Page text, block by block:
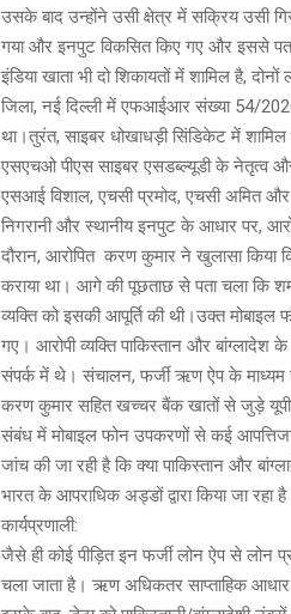
उसके बाद उन्होंने उसी क्षेत्र में सक्रिय उसी
गया और इनपुट विकसित किए गए और इससे
इंडिया खाता भी दो शिकायतों में शामिल है,
जिला, नई दिल्ली में एफआईआर संख्या 54/
था।तुरंत, साइबर धोखाधड़ी सिंडिकेट में
एसएचओ पीएस साइबर एसडब्ल्यूडी के नेतृत्व
एसआई विशाल, एचसी प्रमोद, एचसी अमित
निगरानी और स्थानीय इनपुट के आधार पर,
दौरान, आरोपित करण कुमार ने खुलासा
कराया था। आगे की पूछताछ से पता चला कि
व्यक्ति को इसकी आपूर्ति की थी।उक्त
गए। आरोपी व्यक्ति पाकिस्तान और
संपर्क में थे। संचालन, फर्जी ऋण ऐप के
करण कुमार सहित खच्चर बैंक खातों से जुड़े
संबंध में मोबाइल फोन उपकरणों से कई
जांच की जा रही है कि क्या पाकिस्तान और
भारत के आपराधिक अड्डों द्वारा किया जा रहा
कार्यप्रणाली:
जैसे ही कोई पीड़ित इन फर्जी लोन ऐप से लोन
चला जाता है। ऋण अधिकतर साप्ताहिक आधार